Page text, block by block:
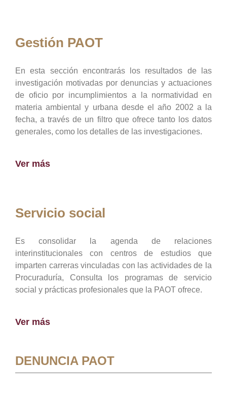
Gestión PAOT
En esta sección encontrarás los resultados de las
investigación motivadas por denuncias y actuaciones
de oficio por incumplimientos a la normatividad en
materia ambiental y urbana desde el año 2002 a la
fecha, a través de un filtro que ofrece tanto los datos
generales, como los detalles de las investigaciones.
Ver más
Servicio social
Es consolidar la agenda de relaciones
interinstitucionales con centros de estudios que
imparten carreras vinculadas con las actividades de la
Procuraduría, Consulta los programas de servicio
social y prácticas profesionales que la PAOT ofrece.
Ver más
DENUNCIA PAOT